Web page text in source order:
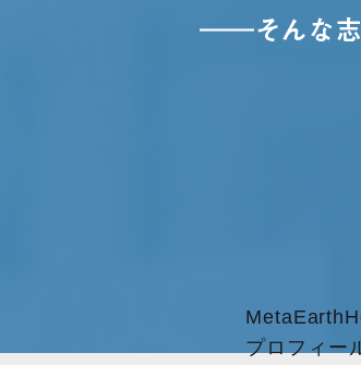
――そんな志
プロフィー